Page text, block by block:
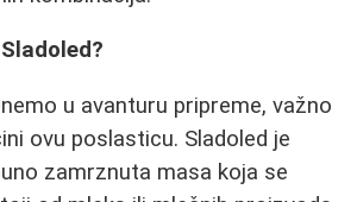
u avanturu pripreme, važno
ovu poslasticu. Sladoled je
zamrznuta masa koja se